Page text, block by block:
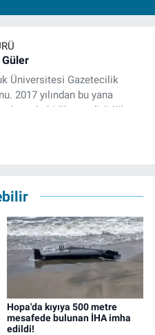
Üniversitesi Gazetecilik
2017 yılından bu yana
muhabirlik ve editörlük
devam ediyor.
Hopa'da kıyıya 500 metre
mesafede bulunan İHA imha
edildi!